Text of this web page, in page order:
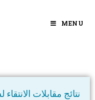
MENU
نتائج مقابلات